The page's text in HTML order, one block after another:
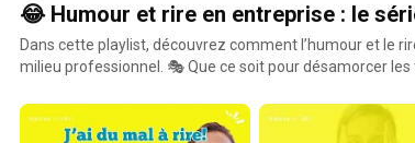
😂 Humour et rire en entreprise : le
Dans cette playlist, découvrez comment l’humour et le
milieu professionnel. 🎭 Que ce soit pour désamorcer
Astuces, exemples concrets et réflexions sur l’impact
la culture d’entreprise. Parce qu’un environnement